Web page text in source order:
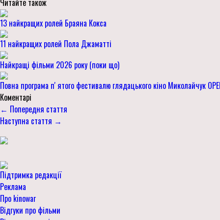
13 найкращих ролей Браяна Кокса
11 найкращих ролей Пола Джаматті
Найкращі фільми 2026 року (поки що)
Повна програма пʼятого фестивалю глядацького кіно Миколайчук
Коментарі
← Попередня стаття
Наступна стаття →
Підтримка редакції
Реклама
Про kinowar
Відгуки про фільми